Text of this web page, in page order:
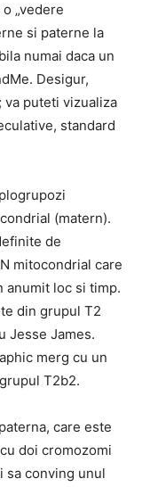
„vedere
si paterne la
numai daca un
Desigur,
va puteti vizualiza
standard
(matern).
de
mitocondrial care
anumit loc si timp.
din grupul T2
Jesse James.
merg cu un
T2b2.
care este
doi cromozomi
sa conving unul